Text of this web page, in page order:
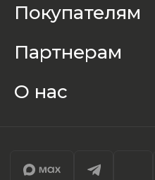
Покупателям
Партнерам
О нас